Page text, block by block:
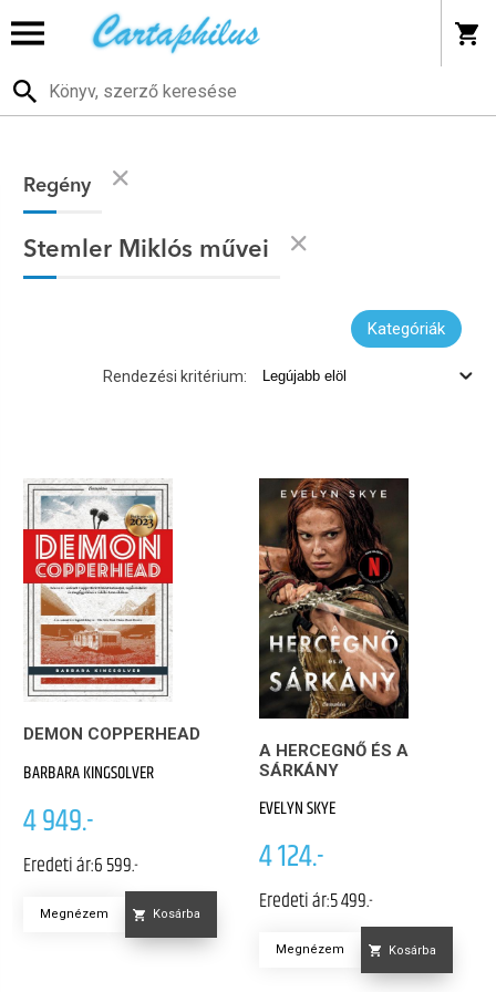
Regény
Stemler Miklós művei
Kategóriák
Rendezési kritérium:
DEMON COPPERHEAD
BARBARA KINGSOLVER
4 949.-
Eredeti ár:6 599.-
Megnézem Kosárba
A HERCEGNŐ ÉS A
SÁRKÁNY
EVELYN SKYE
4 124.-
Eredeti ár:5 499.-
Megnézem Kosárba